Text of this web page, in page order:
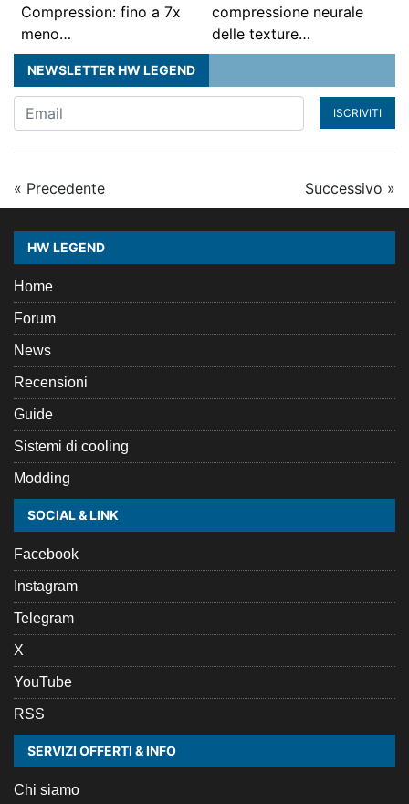
Compression: fino a 7x
meno…
compressione neurale
delle texture…
NEWSLETTER HW LEGEND
ISCRIVITI
« Precedente Successivo »
HW LEGEND
Home
Forum
News
Recensioni
Guide
Sistemi di cooling
Modding
SOCIAL & LINK
Facebook
Instagram
Telegram
X
YouTube
RSS
SERVIZI OFFERTI & INFO
Chi siamo